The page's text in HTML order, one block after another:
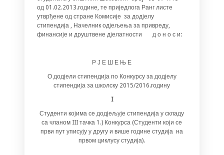
од 01.02.2013.године, те приједлога Ранг листе
утврђене од стране Комисије за додјелу
стипендија , Начелник одјељења за привреду,
финансије и друштвене дјелатности д о н о с и:
Р Ј Е Ш Е Њ Е
О додјели стипендија по Конкурсу за додјелу
стипендија за школску 2015/2016.годину
I
Студенти којима се додјељује стипендија у складу
са чланом III тачка 1.) Конкурса (Студенти који се
први пут уписују у другу и више године студија на
првом циклусу студија).